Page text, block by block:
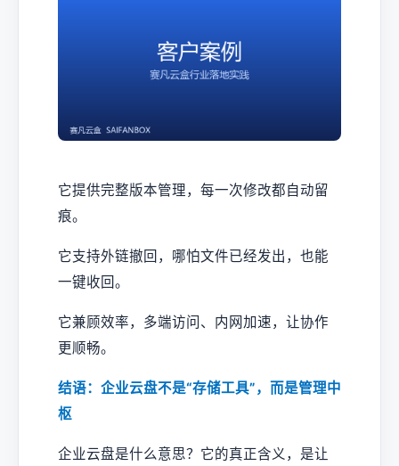
它提供完整版本管理，每一次修改都自动留
痕。
它支持外链撤回，哪怕文件已经发出，也能
一键收回。
它兼顾效率，多端访问、内网加速，让协作
更顺畅。
结语：企业云盘不是“存储工具”，而是管理中
枢
企业云盘是什么意思？它的真正含义，是让